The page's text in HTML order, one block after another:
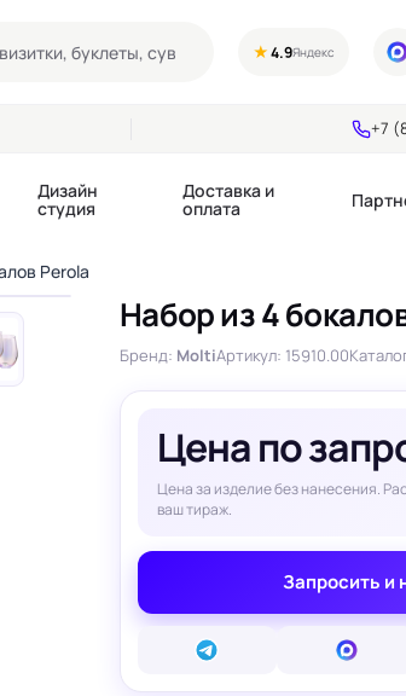
★4.9Яндекс
+7
Календари квартальные
Календари настольные
Календари перекидные
Календари Трио
Диспенсеры
Дорхенгеры / Крючки
Ценники
Шелфтокеры
Дизайн
студия
Доставка и
оплата
Perola
›
1/8
Набор из 4
Бренд: MoltiАртикул: 15910.00
Цена по
Цена за изделие без нанесения.
ваш тираж.
Запросить и